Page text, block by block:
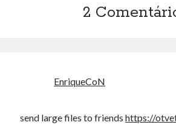
2
EnriqueCoN
send large files to friendshttps://